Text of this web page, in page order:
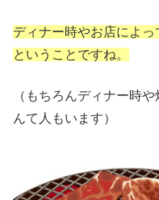
ディナー時やお店によ
ということですね。
（もちろんディナー時
んて人もいます）